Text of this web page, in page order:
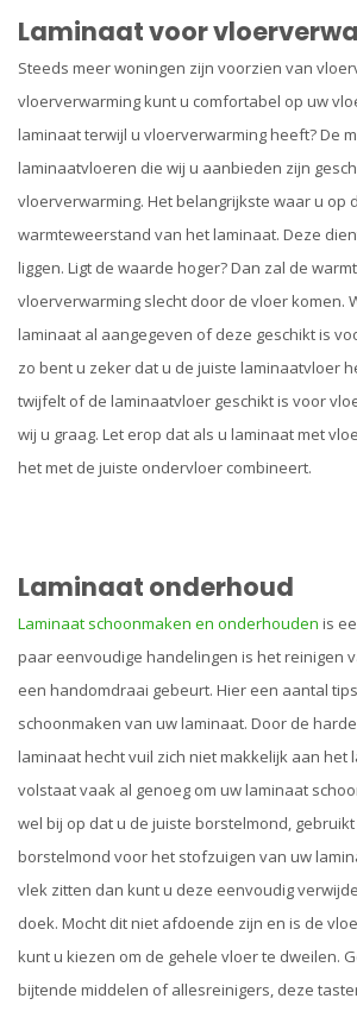
Laminaat voor
Steeds meer woningen zijn voorzien van
vloerverwarming kunt u comfortabel op uw
laminaat terwijl u vloerverwarming heeft? De
laminaatvloeren die wij u aanbieden zijn
vloerverwarming. Het belangrijkste waar u op
warmteweerstand van het laminaat. Deze
liggen. Ligt de waarde hoger? Dan zal de
vloerverwarming slecht door de vloer komen.
laminaat al aangegeven of deze geschikt is
zo bent u zeker dat u de juiste laminaatvloer
twijfelt of de laminaatvloer geschikt is voor
wij u graag. Let erop dat als u laminaat met
het met de juiste ondervloer combineert.
Laminaat onderhoud
Laminaat schoonmaken en onderhouden is
paar eenvoudige handelingen is het reinigen
een handomdraai gebeurt. Hier een aantal
schoonmaken van uw laminaat. Door de
laminaat hecht vuil zich niet makkelijk aan het
volstaat vaak al genoeg om uw laminaat
wel bij op dat u de juiste borstelmond,
borstelmond voor het stofzuigen van uw
vlek zitten dan kunt u deze eenvoudig
doek. Mocht dit niet afdoende zijn en is de
kunt u kiezen om de gehele vloer te dweilen.
bijtende middelen of allesreinigers, deze